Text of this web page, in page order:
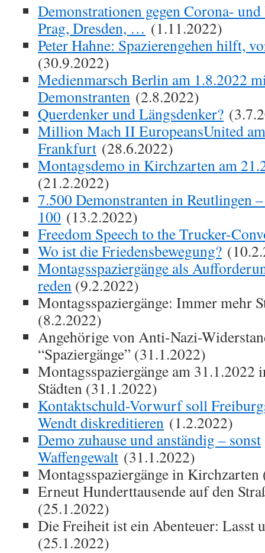
Demonstrationen gegen Corona-
Prag, Dresden, … (1.11.2022)
Peter Hahne: Spazierengehen hilft,
(30.9.2022)
Medienmarsch Berlin am 1.8.2022
Demonstranten (2.8.2022)
Querdenker und Längsdenker?
Million Mach II EuropeansUnited
Frankfurt (28.6.2022)
Montagsdemo in Kirchzarten am
(21.2.2022)
7.500 Demonstranten in Reutlingen
100 (13.2.2022)
Freedom Speech to the Trucker-
Wo ist die Friedensbewegung?
Montagsspaziergänge als
reden (9.2.2022)
Montagsspaziergänge: Immer mehr
(8.2.2022)
Angehörige von Anti-Nazi-
“Spaziergänge” (31.1.2022)
Montagsspaziergänge am 31.1.2022
Städten (31.1.2022)
Kontaktschuld-Vorwurf soll
Wendt diskreditieren (1.2.2022)
Demo zuhause und anständig – sonst
Waffengewalt (31.1.2022)
Montagsspaziergänge in
Erneut Hunderttausende auf den
(25.1.2022)
Die Freiheit ist ein Abenteuer: Lasst
(25.1.2022)